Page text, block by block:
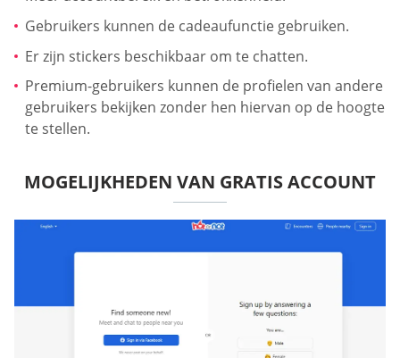
Gebruikers kunnen de cadeaufunctie gebruiken.
Er zijn stickers beschikbaar om te chatten.
Premium-gebruikers kunnen de profielen van andere
gebruikers bekijken zonder hen hiervan op de hoogte
te stellen.
MOGELIJKHEDEN VAN GRATIS ACCOUNT